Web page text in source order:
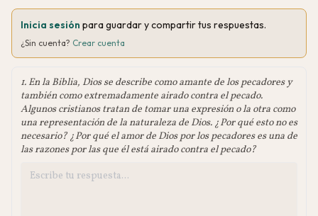
Inicia sesión para guardar y compartir tus respuestas.
¿Sin cuenta? Crear cuenta
1. En la Biblia, Dios se describe como amante de los pecadores y
también como extremadamente airado contra el pecado.
Algunos cristianos tratan de tomar una expresión o la otra como
una representación de la naturaleza de Dios. ¿Por qué esto no es
necesario? ¿Por qué el amor de Dios por los pecadores es una de
las razones por las que él está airado contra el pecado?